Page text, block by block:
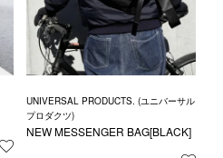
UNIVERSAL PRODUCTS. (ユニバーサル
プロダクツ)
NEW MESSENGER BAG[BLACK]